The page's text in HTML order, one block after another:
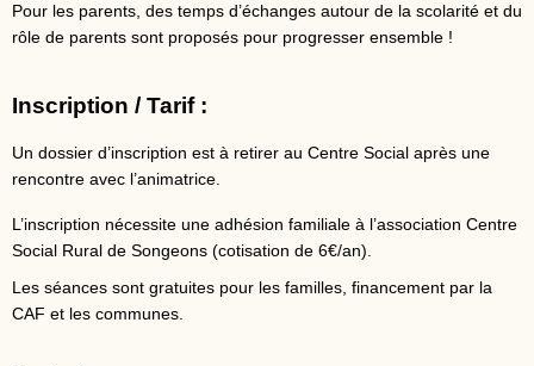
Pour les parents, des temps d’échanges autour de la scolarité et du
rôle de parents sont proposés pour progresser ensemble !
Inscription / Tarif :
Un dossier d’inscription est à retirer au Centre Social après une
rencontre avec l’animatrice.
L’inscription nécessite une adhésion familiale à l’association Centre
Social Rural de Songeons (cotisation de 6€/an).
Les séances sont gratuites pour les familles, financement par la
CAF et les communes.